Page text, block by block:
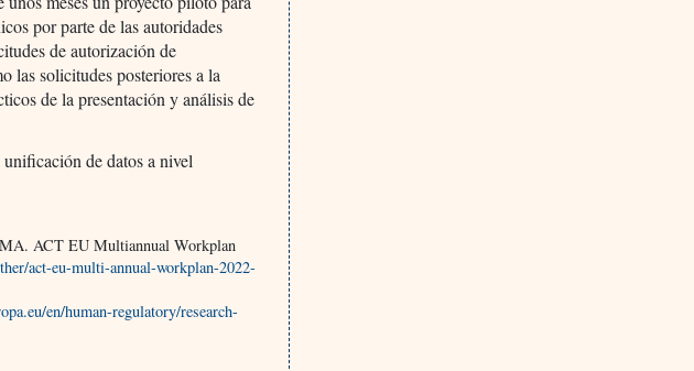
por parte de las autoridades
de autorización de
las solicitudes posteriores a la
de la presentación y análisis de
de datos a nivel
ACT EU Multiannual Workplan
act-eu-multi-annual-workplan-2022-
en/human-regulatory/research-